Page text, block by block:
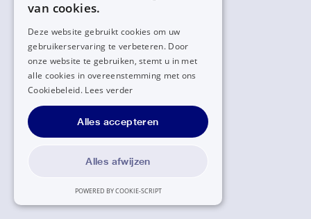
van cookies.
Deze website gebruikt cookies om uw
gebruikerservaring te verbeteren. Door
onze website te gebruiken, stemt u in met
alle cookies in overeenstemming met ons
Cookiebeleid. Lees verder
Alles accepteren
Alles afwijzen
POWERED BY COOKIE-SCRIPT